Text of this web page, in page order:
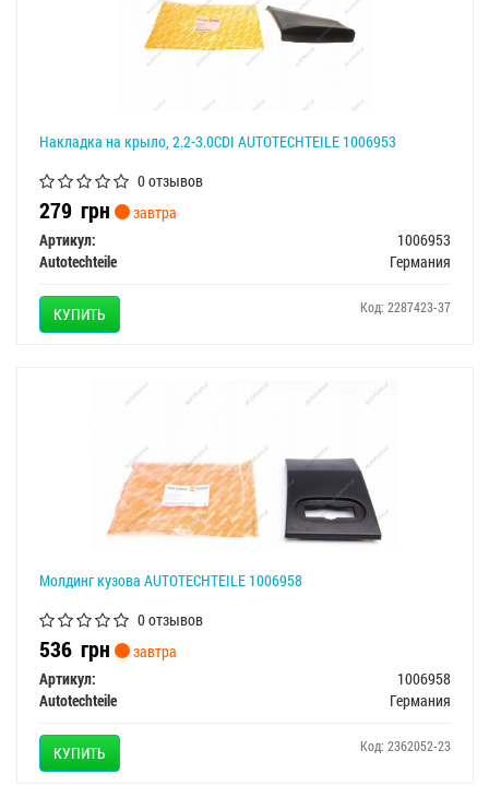
Накладка на крыло, 2.2-3.0CDI AUTOTECHTEILE 1006953
0 отзывов
279 грн
завтра
Артикул:
1006953
Autotechteile
Германия
КУПИТЬ Код: 2287423-37
Молдинг кузова AUTOTECHTEILE 1006958
0 отзывов
536 грн
завтра
Артикул:
1006958
Autotechteile
Германия
КУПИТЬ Код: 2362052-23